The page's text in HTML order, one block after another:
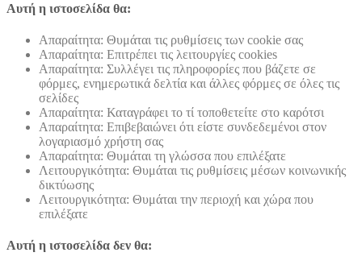
Αυτή η ιστοσελίδα θα:
Απαραίτητα: Θυμάται τις ρυθμίσεις των cookie σας
Απαραίτητα: Επιτρέπει τις λειτουργίες cookies
Απαραίτητα: Συλλέγει τις πληροφορίες που βάζετε σε
φόρμες, ενημερωτικά δελτία και άλλες φόρμες σε όλες τις
σελίδες
Απαραίτητα: Καταγράφει το τί τοποθετείτε στο καρότσι
Απαραίτητα: Επιβεβαιώνει ότι είστε συνδεδεμένοι στον
λογαριασμό χρήστη σας
Απαραίτητα: Θυμάται τη γλώσσα που επιλέξατε
Λειτουργικότητα: Θυμάται τις ρυθμίσεις μέσων κοινωνικής
δικτύωσης
Λειτουργικότητα: Θυμάται την περιοχή και χώρα που
επιλέξατε
Αυτή η ιστοσελίδα δεν θα: